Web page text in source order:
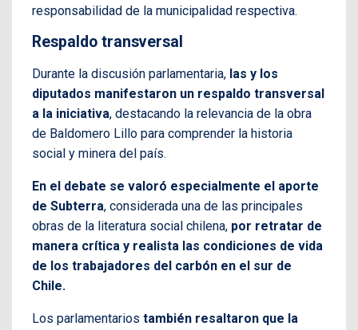
responsabilidad de la municipalidad respectiva.
Respaldo transversal
Durante la discusión parlamentaria, las y los
diputados manifestaron un respaldo transversal
a la iniciativa, destacando la relevancia de la obra
de Baldomero Lillo para comprender la historia
social y minera del país.
En el debate se valoró especialmente el aporte
de Subterra, considerada una de las principales
obras de la literatura social chilena, por retratar de
manera crítica y realista las condiciones de vida
de los trabajadores del carbón en el sur de
Chile.
Los parlamentarios también resaltaron que la